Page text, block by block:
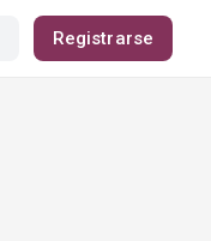
Registrarse